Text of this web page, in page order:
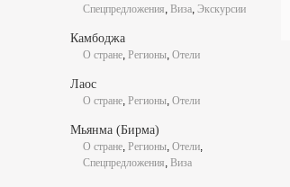
Спецпредложения, Виза, Экскурсии
Камбоджа
О стране, Регионы, Отели
Лаос
О стране, Регионы, Отели
Мьянма (Бирма)
О стране, Регионы, Отели,
Спецпредложения, Виза